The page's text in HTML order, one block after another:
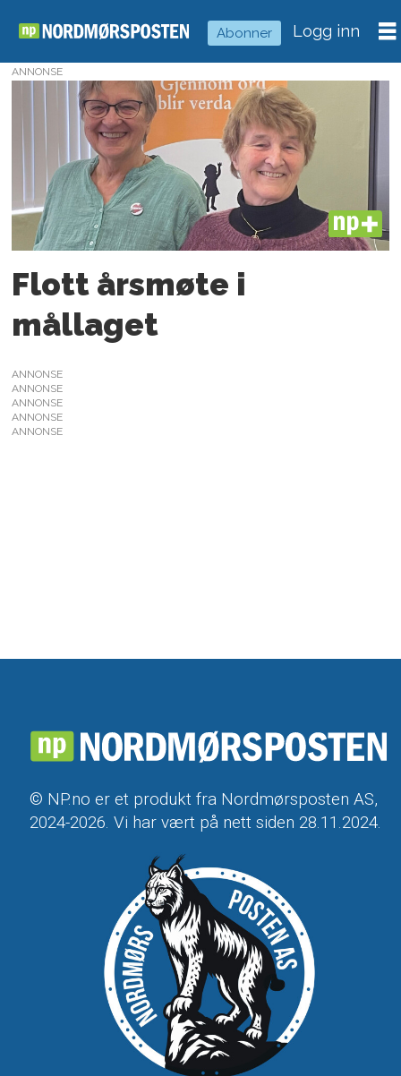
Abonner Logg inn
Tag:
halsa
heimbygdlag
ANNONSE
PLUS
Flott årsmøte i
mållaget
ANNONSE
ANNONSE
ANNONSE
ANNONSE
ANNONSE
© NP.no er et produkt fra Nordmørsposten AS,
2024-2026. Vi har vært på nett siden 28.11.2024.